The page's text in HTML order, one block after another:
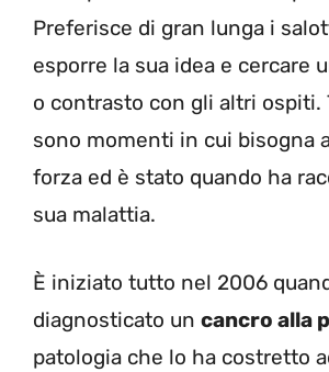
Preferisce di gran lunga i
esporre la sua idea e cercare
o contrasto con gli altri ospiti.
sono momenti in cui bisogna
forza ed è stato quando ha
sua malattia.
È iniziato tutto nel 2006
diagnosticato un cancro alla
patologia che lo ha costretto